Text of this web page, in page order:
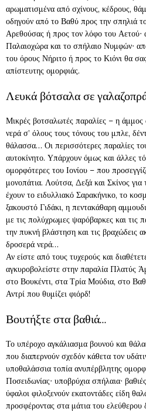
αρωματισμένα από σχίνους, κέδρους,
οδηγούν από το Βαθύ προς την σπηλιά
Αρεθούσας ή προς τον λόφο του
Παλαιοχώρα και το σπήλαιο Νυμφών∙
του όρους Νήριτο ή προς το Κιόνι θα
απίστευτης ομορφιάς.
Λευκά βότσαλα σε
Μικρές βοτσαλωτές παραλίες – η άμμος
νερά σ’ όλους τους τόνους του μπλε,
θάλασσα… Οι περισσότερες παραλίες
αυτοκίνητο. Υπάρχουν όμως και άλλες
ομορφότερες του Ιονίου – που
μονοπάτια. Λούτσα, Δεξά και Σκίνος για
έχουν το ειδυλλιακό Σαρακήνικο, το
ξακουστό Γιδάκι, η πεντακάθαρη
με τις πολύχρωμες ψαρόβαρκες και τις
την πυκνή βλάστηση και τις βραχώδεις
δροσερά νερά…
Αν είστε από τους τυχερούς και
αγκυροβολείστε στην παραλία Πλατύς
στο Βουκέντι, στα Τρία Μούδια, στο
Αντρί που θυμίζει φιόρδ!
Βουτήξτε στα βαθιά…
Το υπέροχο αγκάλιασμα βουνού και
που διαπερνούν σχεδόν κάθετα τον
υποθαλάσσια τοπία ανυπέρβλητης
Ποσειδωνίας∙ υποβρύχια σπήλαια∙
ύφαλοι φιλοξενούν εκατοντάδες είδη
προσφέροντας στα μάτια του ελεύθερου